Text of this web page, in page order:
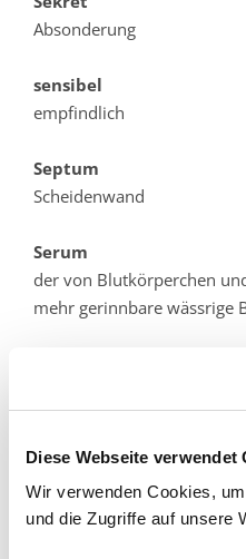
Diese Webseite verwendet
Wir verwenden Cookies,
und die Zugriffe auf unsere
Absonderung
sensibel
empfindlich
Septum
Scheidenwand
Serum
der von Blutkörperchen
mehr gerinnbare wässrige
Sinus
Sklerose